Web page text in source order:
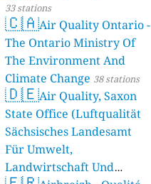
33 stations
🇨🇦Air Quality Ontario -
The Ontario Ministry Of
The Environment And
Climate Change 38 stations
🇩🇪Air Quality, Saxon
State Office (Luftqualität
Sächsisches Landesamt
Für Umwelt,
Landwirtschaft Und